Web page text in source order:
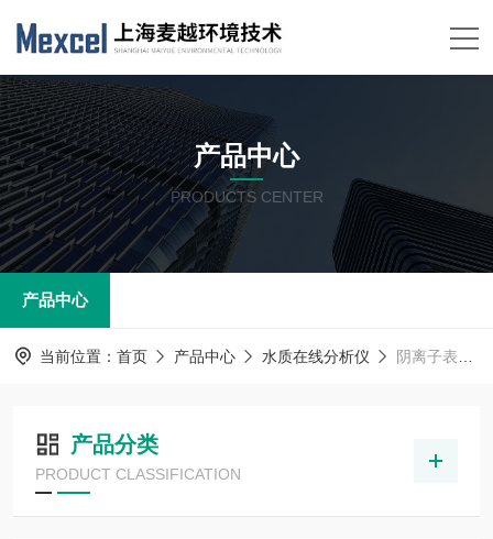
产品中心
PRODUCTS CENTER
产品中心
当前位置： 首页 产品中心 水质在线分析仪 阴离子表面活性剂分析仪
产品分类
PRODUCT CLASSIFICATION